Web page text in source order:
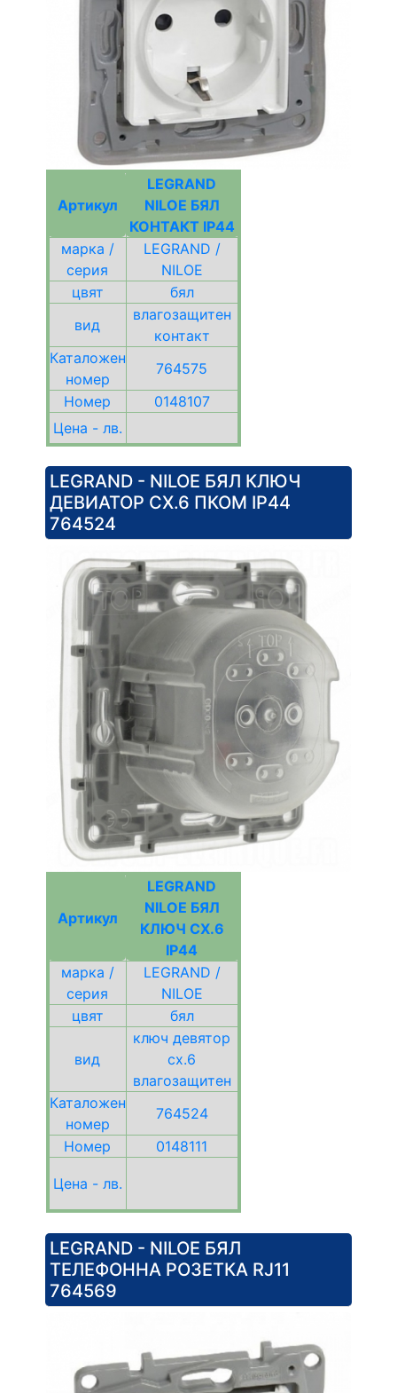
Артикул
LEGRAND
NILOE БЯЛ
КОНТАКТ IP44
марка /
серия
LEGRAND /
NILOE
цвят
бял
вид
влагозащитен
контакт
Каталожен
номер
764575
Номер
0148107
Цена - лв.
LEGRAND - NILOE БЯЛ КЛЮЧ
ДЕВИАТОР СХ.6 ПКОМ IP44
764524
Артикул
LEGRAND
NILOE БЯЛ
КЛЮЧ СХ.6
IP44
марка /
серия
LEGRAND /
NILOE
цвят
бял
вид
ключ девятор
сх.6
влагозащитен
Каталожен
номер
764524
Номер
0148111
Цена - лв.
LEGRAND - NILOE БЯЛ
ТЕЛЕФОННА РОЗЕТКА RJ11
764569